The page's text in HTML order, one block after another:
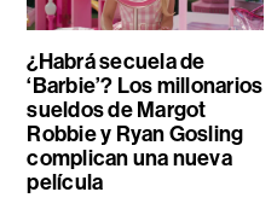
¿Habrá secuela de
‘Barbie’? Los millonarios
sueldos de Margot
Robbie y Ryan Gosling
complican una nueva
película